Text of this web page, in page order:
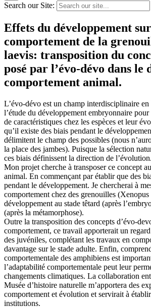
Search our Site:
Effets du développement
comportement de la
laevis: transposition du
posé par l’évo-dévo dans le
comportement animal.
L’évo-dévo est un champ interdisciplinaire
l’étude du développement embryonnaire pour
de caractéristiques chez les espèces et leur
qu’il existe des biais pendant le
délimitent le champ des possibles (nous
la place des jambes). Puisque la sélection
ces biais définissent la direction de l’évolution.
Mon projet cherche à transposer ce concept
animal. En commençant par établir que des
pendant le développement. Je chercherai à
comportement chez des grenouilles
développement au stade têtard (après
(après la métamorphose).
Outre la transposition des concepts d’évo-
comportement, ce travail apporterait un
des juvéniles, complétant les travaux en
davantage sur le stade adulte. Enfin,
comportementale des amphibiens est
l’adaptabilité comportementale peut leur
changements climatiques. La collaboration
Musée d’histoire naturelle m’apportera des
comportement et évolution et servirait à
institutions.